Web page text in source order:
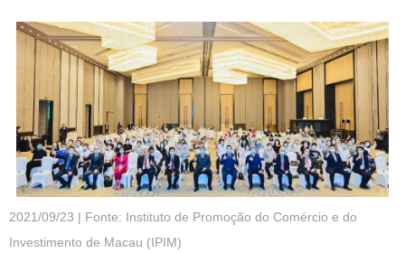
2021/09/23 | Fonte: Instituto de Promoção do Comércio e do
Investimento de Macau (IPIM)